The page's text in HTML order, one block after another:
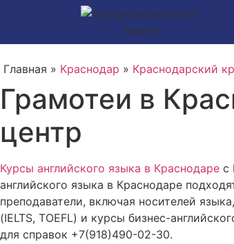
Главная » Краснодар » Краснодарский
Грамотеи в
центр
Курсы английского языка в Краснодаре с
английского языка в Краснодаре
преподаватели, включая носителей
(IELTS, TOEFL) и курсы бизнес-
для справок +7(918)490-02-30.